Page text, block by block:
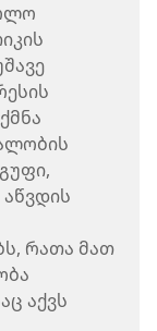
რათა მათ
აქვს